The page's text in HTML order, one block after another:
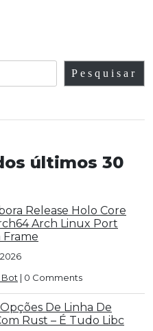
Pesquisar
últimos 30
Release Holo Core
Arch Linux Port
Frame
Bot | 0 Comments
De Linha De
Rust – É Tudo Libc